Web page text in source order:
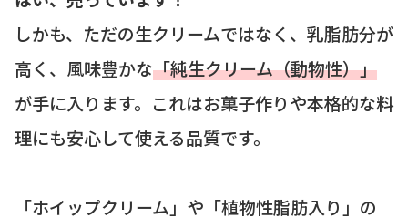
しかも、ただの生クリームではなく、乳脂肪分が
高く、風味豊かな「純生クリーム（動物性）」
が手に入ります。これはお菓子作りや本格的な料
理にも安心して使える品質です。
「ホイップクリーム」や「植物性脂肪入り」の